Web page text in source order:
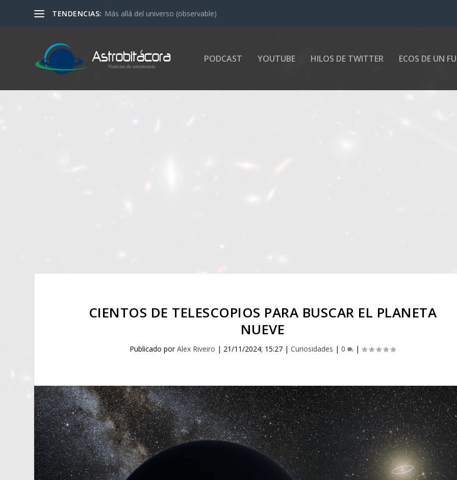
TENDENCIAS: ¿Por qué no notamos la rotación de la Tierra?
PODCAST YOUTUBE HILOS DE TWITTER ECOS DE UN
CIENTOS DE TELESCOPIOS PARA BUSCAR EL PLANETA
NUEVE
Publicado porAlex Riveiro | 21/11/2024; 15:27 |Curiosidades |0 |